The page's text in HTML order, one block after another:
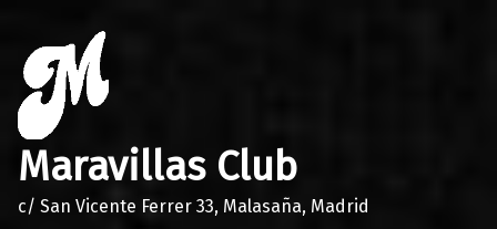
Maravillas Club
c/ San Vicente Ferrer 33, Malasaña, Madrid